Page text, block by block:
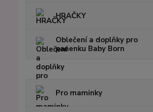
HRAČKY
Oblečení a doplňky pro
panenku Baby Born
Pro maminky